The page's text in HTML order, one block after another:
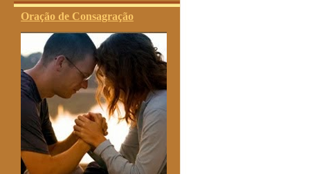
Oração de Consagração